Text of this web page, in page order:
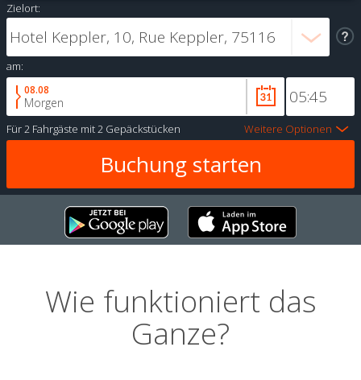
Zielort:
am:
08.08
Morgen
Für2 Fahrgäste mit2 Gepäckstücken Weitere Optionen
Wie funktioniert das
Ganze?